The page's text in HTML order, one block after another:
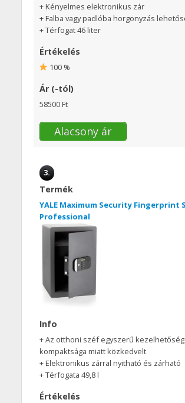
+ Kényelmes elektronikus zár
+ Falba vagy padlóba horgonyzás
+ Térfogat 46 liter
Értékelés
100 %
Ár (-tól)
58500 Ft
Alacsony ár
3.
Termék
YALE Maximum Security Fingerprint
Professional
Info
+ Az otthoni széf egyszerű
kompaktsága miatt közkedvelt
+ Elektronikus zárral nyitható és zárható
+ Térfogata 49,8 l
Értékelés